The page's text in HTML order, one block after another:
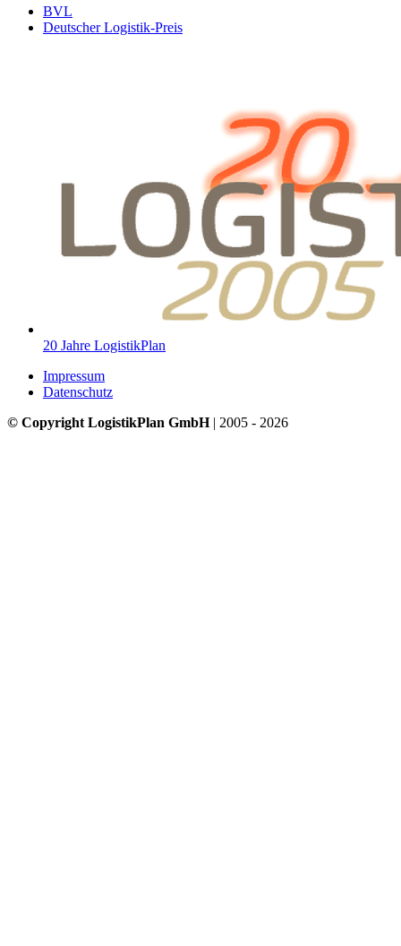
BVL
Deutscher Logistik-Preis
20 Jahre LogistikPlan
Impressum
Datenschutz
© Copyright LogistikPlan GmbH| 2005 - 2026